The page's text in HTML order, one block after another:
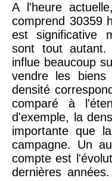
A l'heure
comprend 30359
est significative
sont tout autant.
influe beaucoup
vendre les biens
densité
comparé à
d'exemple, la
importante que
campagne. Un
compte est
dernières